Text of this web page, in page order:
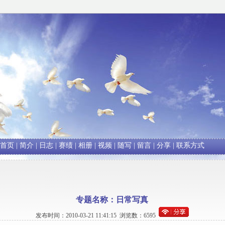
首页 简介 日志| 赛绩| 相册| 视频 随写| 留言| 分享| 联系方式
专题名称：日常写真
发布时间：2010-03-21 11:41:15 浏览数：6595